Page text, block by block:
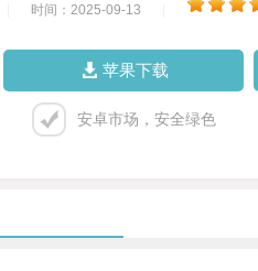
时间：2025-09-13
苹果下载
安卓市场，安全绿色